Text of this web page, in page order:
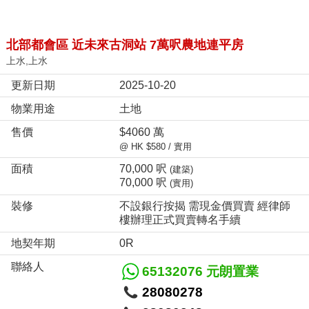
北部都會區 近未來古洞站 7萬呎農地連平房
上水,上水
更新日期
2025-10-20
物業用途
土地
售價
$4060 萬
@ HK $580 / 實用
面積 70,000 呎 (建築)
70,000 呎 (實用)
裝修
不設銀行按揭 需現金價買賣 經律師
樓辦理正式買賣轉名手續
地契年期
0R
聯絡人
65132076 元朗置業
28080278